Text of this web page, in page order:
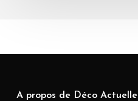
A propos de Déco Actuelle